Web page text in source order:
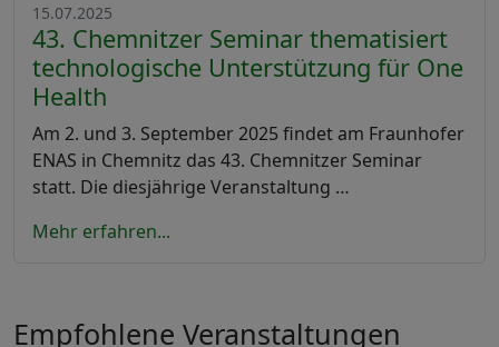
15.07.2025
43. Chemnitzer Seminar thematisiert
technologische Unterstützung für One
Health
Am 2. und 3. September 2025 findet am Fraunhofer
ENAS in Chemnitz das 43. Chemnitzer Seminar
statt. Die diesjährige Veranstaltung …
Mehr erfahren...
Empfohlene Veranstaltungen